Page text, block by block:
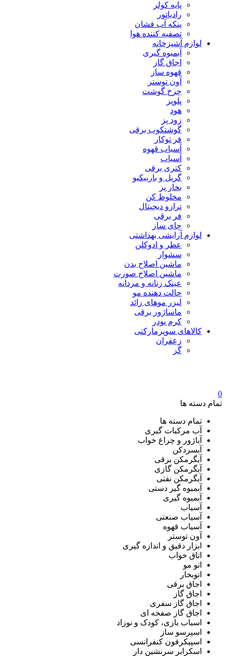
پایه کولر
رادیاتور
پنکه آب فشان
تصفیه کننده هوا
لوازم آشپزخانه
آبمیوه گیری
اجاق گاز
قهوه ساز
آون توستر
چرخ گوشت
پلوپز
هود
زود پز
گوشتکوب برقی
فر توکار
آسیاب قهوه
آسیاب
کتری برقی
گریل و باربیکیو
بخار پز
مخلوط کن
ترازو دیجیتال
فر برقی
چای ساز
لوازم آرایشی بهداشتی
عطر و ادوکلن
سشوار
ماشین اصلاح بدن
ماشین اصلاح صورت
عینک زنانه و مردانه
حالت دهنده مو
لیزر موهای زائد
ماساژور برقی
کرم پودر
کالاهای سوپرمارکتی
زعفران
گز
0
تمام دسته ها
تمام دسته ها
آب مرکبات گیری
آباژور و چراغ خواب
آبسردکن
آبگرمکن برقی
آبگرمکن گازی
آبگرمکن نفتی
آبمیوه گیر دستی
آبمیوه گیری
آسیاب
آسیاب صنعتی
آسیاب قهوه
آون توستر
ابزار دقیق و اندازه گیری
اتاق خواب
اتو مو
اتوبخار
اجاق برقی
اجاق گاز
اجاق گاز سفری
اجاق گاز صفحه ای
اسباب بازی، کودک و نوزاد
اسپرسو ساز
اسپیکرفون کنفرانسی
اسکرابر سرنشین دار